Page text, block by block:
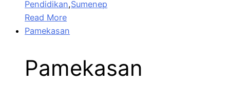
Pendidikan,Sumenep
Read More
Pamekasan
Pamekasan